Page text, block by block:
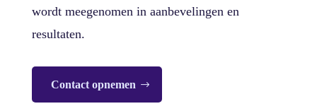
wordt meegenomen in aanbevelingen en
resultaten.
Contact opnemen